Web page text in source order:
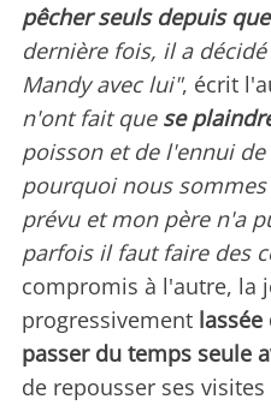
pêcher seuls depuis
dernière fois, il a
Mandy avec lui", écrit
n'ont fait que se
poisson et de l'ennui
pourquoi nous
prévu et mon père n'a
parfois il faut faire des
compromis à l'autre, la
progressivement
passer du temps seule
de repousser ses visites